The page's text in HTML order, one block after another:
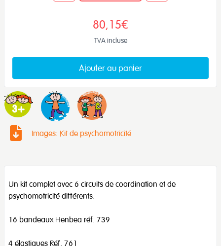
80,15€
TVA incluse
Ajouter au panier
Images: Kit de psychomotricité
Un kit complet avec 6 circuits de coordination et de
psychomotricité différents.
16 bandeaux Henbea réf. 739
4 élastiques Réf. 761